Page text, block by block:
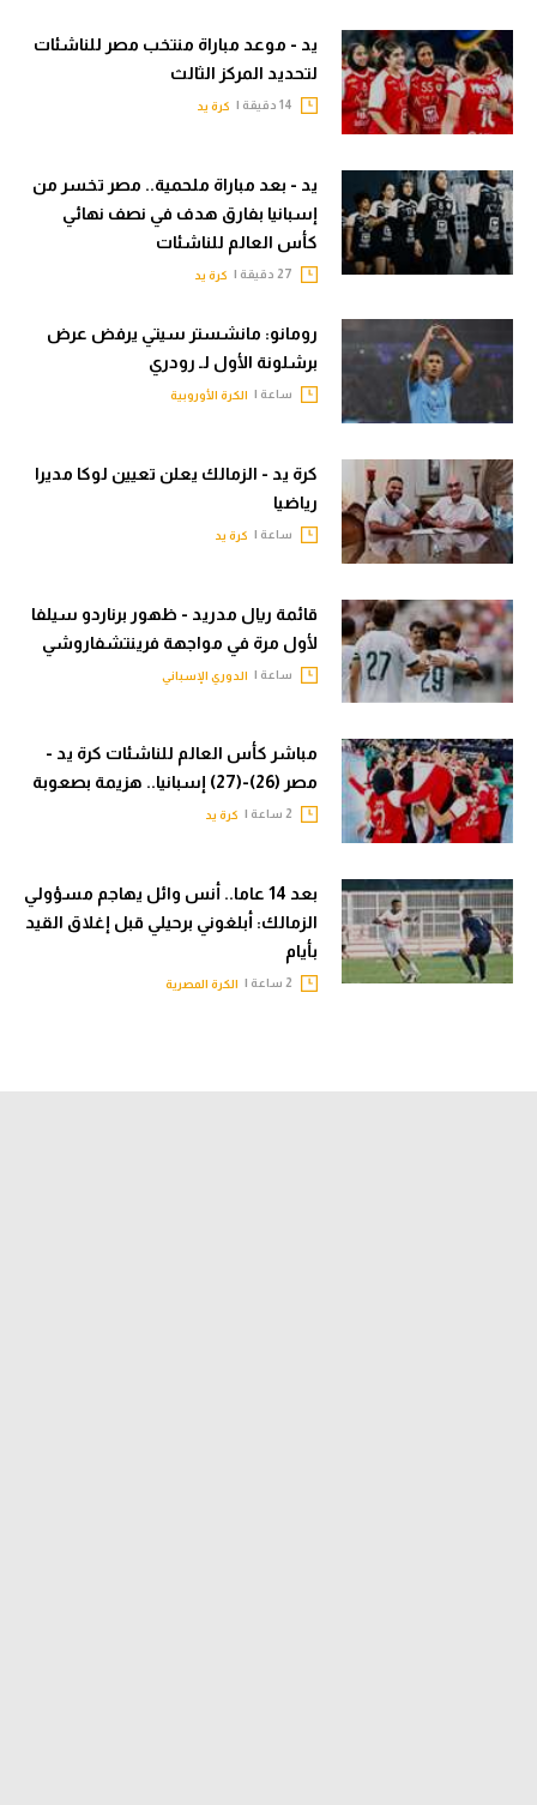
يد - موعد مباراة منتخب مصر للناشئات
لتحديد المركز الثالث
كرة يد
يد - بعد مباراة ملحمية.. مصر تخسر من
إسبانيا بفارق هدف في نصف نهائي
كأس العالم للناشئات
كرة يد
رومانو: مانشستر سيتي يرفض عرض
برشلونة الأول لـ رودري
ساعة | الكرة الأوروبية
كرة يد - الزمالك يعلن تعيين لوكا مديرا
رياضيا
ساعة | كرة يد
قائمة ريال مدريد - ظهور برناردو سيلفا
لأول مرة في مواجهة فرينتشفاروشي
ساعة | الدوري الإسباني
مباشر كأس العالم للناشئات كرة يد -
مصر (26)-(27) إسبانيا.. هزيمة بصعوبة
كرة يد
بعد 14 عاما.. أنس وائل يهاجم مسؤولي
الزمالك: أبلغوني برحيلي قبل إغلاق القيد
بأيام
الكرة المصرية